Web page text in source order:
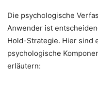
Die psychologische
Anwender ist
Hold-Strategie. Hier sind
psychologische
erläutern: